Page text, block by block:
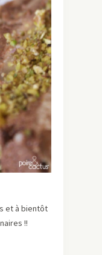
et à bientôt
!!